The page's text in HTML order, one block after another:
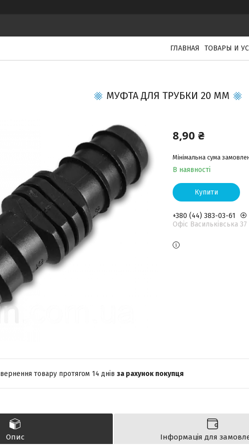
ГЛАВНАЯ ТОВАРЫ И
МУФТА ДЛЯ ТРУБКИ 20 ММ
8,90 ₴
Мінімальна сума
В наявності
Купити
+380 (44) 383-03-61
Офіс Васильківська 37
товару протягом 14 днів за рахунок покупця
Опис Інформація для